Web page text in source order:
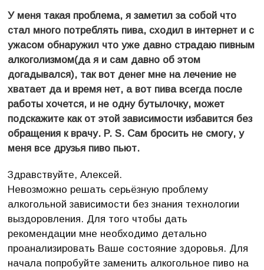
У меня такая проблема, я заметил за собой что
стал много потреблять пива, сходил в интернет и с
ужасом обнаружил что уже давно страдаю пивным
алкоголизмом(да я и сам давно об этом
догадывался), так вот денег мне на лечение не
хватает да и время нет, а вот пива всегда после
работы хочется, и не одну бутылочку, может
подскажите как от этой зависимости избавится без
обращения к врачу. P. S. Сам бросить не смогу, у
меня все друзья пиво пьют.
Здравствуйте, Алексей.
Невозможно решать серьёзную проблему
алкогольной зависимости без знания технологии
выздоровления. Для того чтобы дать
рекомендации мне необходимо детально
проанализировать Ваше состояние здоровья. Для
начала попробуйте заменить алкогольное пиво на